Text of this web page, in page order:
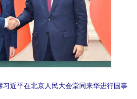
近平在北京人民大会堂同来华进行国事